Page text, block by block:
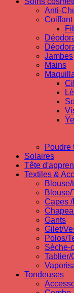
Anti-
Coiffant
Jambes
Mains
Poudre
Solaires
Tête
Textiles &
Capes
Gants
Gilet/
Polos/
Sèche-
Tablier/
Tondeuses